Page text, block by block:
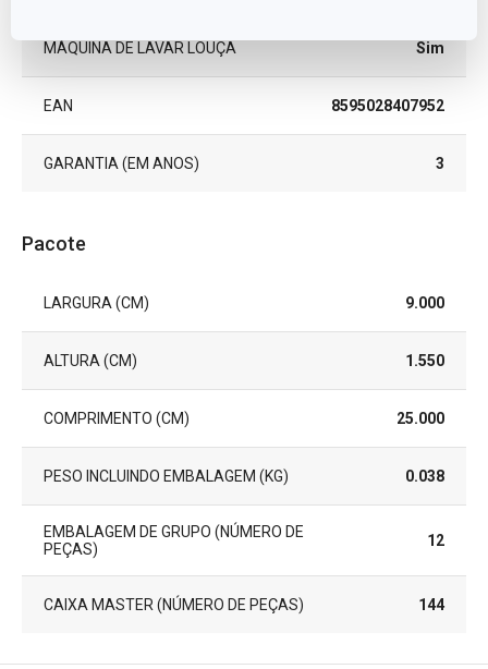
MÁQUINA DE LAVAR LOUÇA Sim
EAN 8595028407952
GARANTIA (EM ANOS) 3
Pacote
LARGURA (CM) 9.000
ALTURA (CM) 1.550
COMPRIMENTO (CM) 25.000
PESO INCLUINDO EMBALAGEM (KG) 0.038
EMBALAGEM DE GRUPO (NÚMERO DE
PEÇAS)
12
CAIXA MASTER (NÚMERO DE PEÇAS) 144